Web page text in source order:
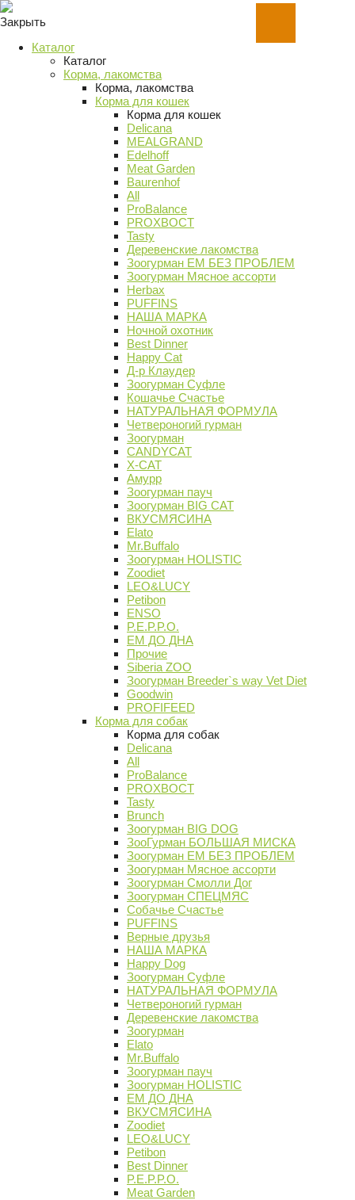
Закрыть
Каталог
Каталог
Корма, лакомства
Корма, лакомства
Корма для кошек
Корма для кошек
Delicana
MEALGRAND
Edelhoff
Meat Garden
Baurenhof
All
ProBalance
PROХВОСТ
Tasty
Деревенские лакомства
Зоогурман ЕМ БЕЗ ПРОБЛЕМ
Зоогурман Мясное ассорти
Herbax
PUFFINS
НАША МАРКА
Ночной охотник
Best Dinner
Happy Cat
Д-р Клаудер
Зоогурман Суфле
Кошачье Счастье
НАТУРАЛЬНАЯ ФОРМУЛА
Четвероногий гурман
Зоогурман
CANDYCAT
X-CAT
Амурр
Зоогурман пауч
Зоогурман BIG CAT
ВКУСМЯСИНА
Elato
Mr.Buffalo
Зоогурман HOLISTIC
Zoodiet
LEO&LUCY
Petibon
ENSO
P.E.P.P.O.
ЕМ ДО ДНА
Прочие
Siberia ZOO
Зоогурман Breeder`s way Vet Diet
Goodwin
PROFIFEED
Корма для собак
Корма для собак
Delicana
All
ProBalance
PROХВОСТ
Tasty
Brunch
Зоогурман BIG DOG
ЗооГурман БОЛЬШАЯ МИСКА
Зоогурман ЕМ БЕЗ ПРОБЛЕМ
Зоогурман Мясное ассорти
Зоогурман Смолли Дог
Зоогурман СПЕЦМЯС
Собачье Счастье
PUFFINS
Верные друзья
НАША МАРКА
Happy Dog
Зоогурман Суфле
НАТУРАЛЬНАЯ ФОРМУЛА
Четвероногий гурман
Деревенские лакомства
Зоогурман
Elato
Mr.Buffalo
Зоогурман пауч
Зоогурман HOLISTIC
ЕМ ДО ДНА
ВКУСМЯСИНА
Zoodiet
LEO&LUCY
Petibon
Best Dinner
P.E.P.P.O.
Meat Garden